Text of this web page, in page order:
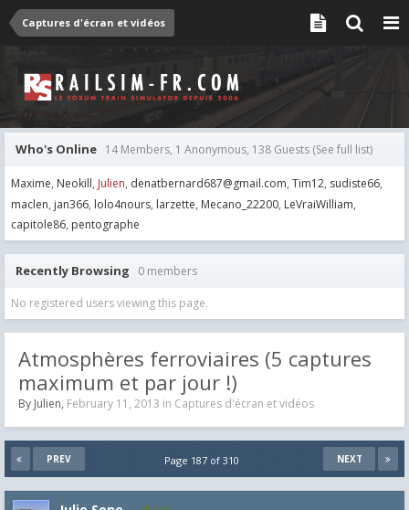
Captures d'écran et vidéos
Who's Online 14 Members, 1 Anonymous, 138 Guests (See full list)
Maxime Neokill Julien denatbernard687@gmail.com Tim12 sudiste66
maclen jan366 lolo4nours larzette Mecano_22200 LeVraiWilliam
capitole86 pentographe
Recently Browsing 0 members
No registered users viewing this page.
Atmosphères ferroviaires (5 captures
maximum et par jour !)
By Julien, February 11, 2013 in Captures d'écran et vidéos
PREV NEXT
Page 187 of 310